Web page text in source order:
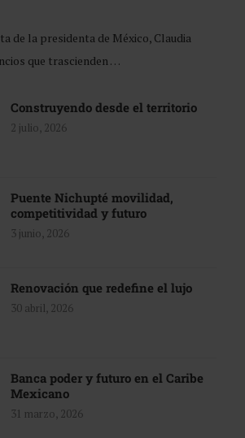
de la presidenta de México, Claudia
que trascienden …
Construyendo desde el territorio
2 julio, 2026
Puente Nichupté movilidad,
competitividad y futuro
3 junio, 2026
Renovación que redefine el lujo
30 abril, 2026
Banca poder y futuro en el Caribe
Mexicano
31 marzo, 2026